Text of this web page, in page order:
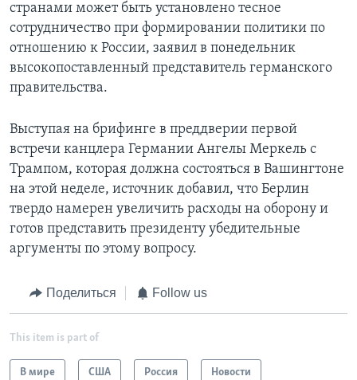
странами может быть установлено тесное
сотрудничество при формировании политики по
отношению к России, заявил в понедельник
высокопоставленный представитель германского
правительства.
Выступая на брифинге в преддверии первой
встречи канцлера Германии Ангелы Меркель с
Трампом, которая должна состояться в Вашингтоне
на этой неделе, источник добавил, что Берлин
твердо намерен увеличить расходы на оборону и
готов представить президенту убедительные
аргументы по этому вопросу.
Поделиться Follow us
This item is part of
В мире США Россия Новости